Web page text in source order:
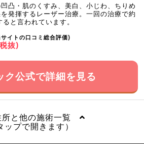
凸・肌のくすみ、美白、小じわ、ちりめ
発揮するレーザー治療。一回の治療で約
と言われています。
イトの口コミ総合評価)
抜)
ク公式で詳細を見る
所と他の施術一覧
ップで開きます）